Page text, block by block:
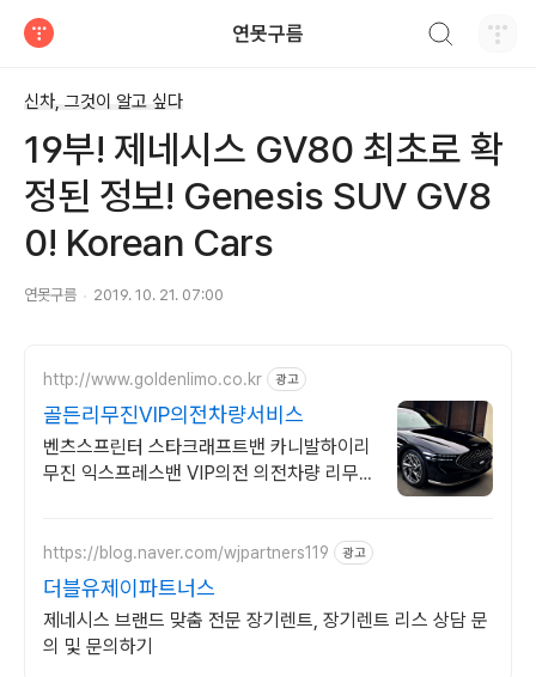
연못구름
신차, 그것이 알고 싶다
19부! 제네시스 GV80 최초로 확
정된 정보! Genesis SUV GV8
0! Korean Cars
연못구름 2019. 10. 21. 07:00
http://www.goldenlimo.co.kr 광고
골든리무진VIP의전차량서비스
벤츠스프린터 스타크래프트밴 카니발하이리
무진 익스프레스밴 VIP의전 의전차량 리무
https://blog.naver.com/wjpartners119 광고
더블유제이파트너스
제네시스 브랜드 맞춤 전문 장기렌트, 장기렌트 리스 상담 문
의 및 문의하기